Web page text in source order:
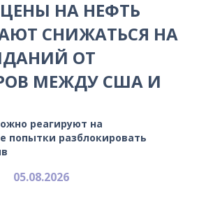
НА НЕФТЬ
СНИЖАТЬСЯ НА
ОТ
МЕЖДУ США И
реагируют на
попытки разблокировать
05.08.2026